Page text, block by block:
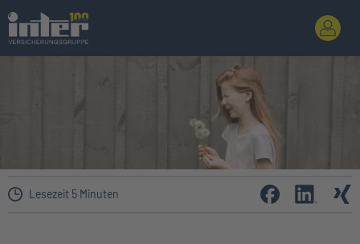
Lesezeit 5 Minuten